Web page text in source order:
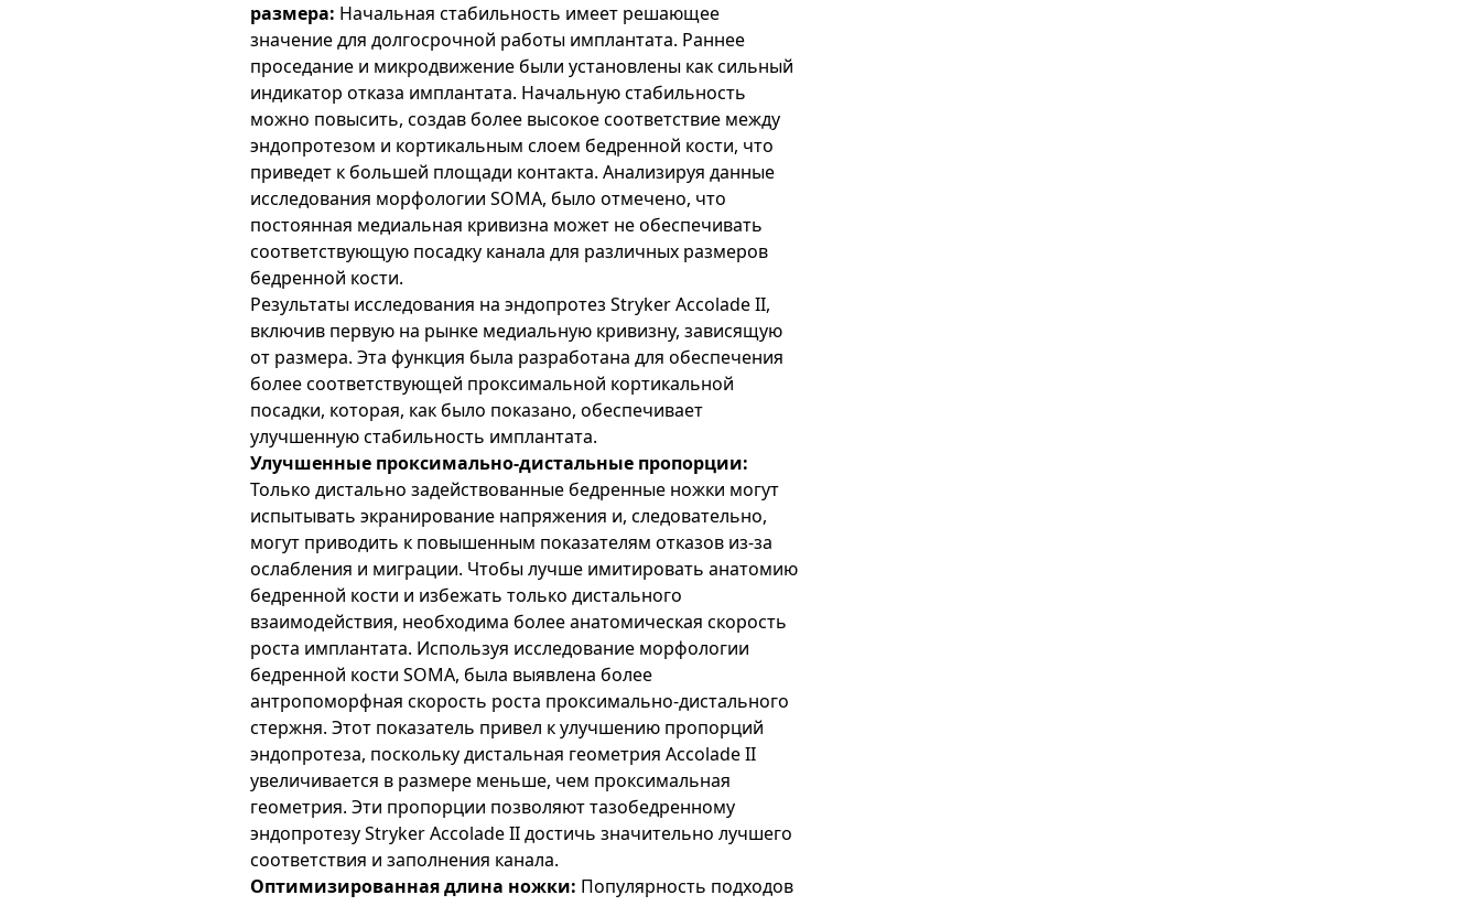
размера: Начальная стабильность имеет решающее
значение для долгосрочной работы имплантата. Раннее
проседание и микродвижение были установлены как сильный
индикатор отказа имплантата. Начальную стабильность
можно повысить, создав более высокое соответствие между
эндопротезом и кортикальным слоем бедренной кости, что
приведет к большей площади контакта. Анализируя данные
исследования морфологии SOMA, было отмечено, что
постоянная медиальная кривизна может не обеспечивать
соответствующую посадку канала для различных размеров
бедренной кости.
Результаты исследования на эндопротез Stryker Accolade II,
включив первую на рынке медиальную кривизну, зависящую
от размера. Эта функция была разработана для обеспечения
более соответствующей проксимальной кортикальной
посадки, которая, как было показано, обеспечивает
улучшенную стабильность имплантата.
Улучшенные проксимально-дистальные пропорции:
Только дистально задействованные бедренные ножки могут
испытывать экранирование напряжения и, следовательно,
могут приводить к повышенным показателям отказов из-за
ослабления и миграции. Чтобы лучше имитировать анатомию
бедренной кости и избежать только дистального
взаимодействия, необходима более анатомическая скорость
роста имплантата. Используя исследование морфологии
бедренной кости SOMA, была выявлена ​​более
антропоморфная скорость роста проксимально-дистального
стержня. Этот показатель привел к улучшению пропорций
эндопротеза, поскольку дистальная геометрия Accolade II
увеличивается в размере меньше, чем проксимальная
геометрия. Эти пропорции позволяют тазобедренному
эндопротезу Stryker Accolade II достичь значительно лучшего
соответствия и заполнения канала.
Оптимизированная длина ножки: Популярность подходов